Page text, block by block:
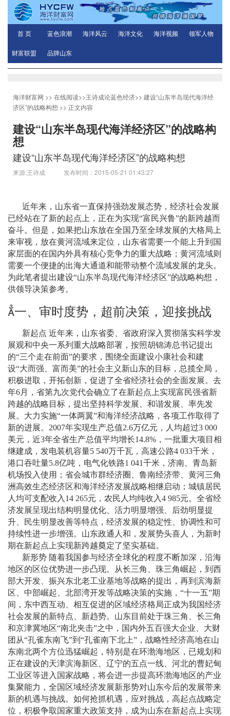
首 页 蓝色浪潮 海洋风云 海洋文化 海洋视频 领军人物
财富联盟 品牌山东
海洋财富网 >> 在线阅读>>王诗成论蓝色经济>> 建设“山东半岛现代海洋经
济区”的战略构想 >> 正文内容
建设“山东半岛现代海洋经济区”的战略构
想
建设“山东半岛现代海洋经济区”的战略构想
来源:王诗成 发布时间：2015-05-21 01:43:27
近年来，山东省一直保持强劲发展态势，经济社会发展
已经站在了新的起点上，正在为实现“富民兴鲁”的新跨越而
奋斗。但是，如果把山东放在全国乃至全球发展的大格局上
来审视，放在黄河流域来定位，山东省需要一个能上升到国
家层面的在国内外具有核心竞争力的重大战略；黄河流域则
需要一个便捷的出海大通道和能带动整个流域发展的龙头。
为此笔者提出建设“山东半岛现代海洋经济区”的战略构想，
供领导决策参考。
一、审时度势，超前决策，迎接挑战
新起点 近年来，山东省委、省政府深入贯彻落实科学发
展观和中央一系列重大战略部署，按照胡锦涛总书记提出
的“三个走在前面”的要求，围绕全面建设小康社会和建
设“大而强、富而美”的社会主义新山东的目标，总揽全局，
积极进取，开拓创新，促进了全省经济社会的全面发展。去
年6月，省第九次党代会确立了在新起点上实现富民强省新
跨越的战略目标，提出坚持科学发展、和谐发展、率先发
展。大力实施“一体两翼”和海洋经济战略，各项工作取得了
新的进展。 2007年实现生产总值2.6万亿元，人均超过3 000
美元，近3年全省生产总值平均增长14.8% ，一批重大项目相
继建成，发电装机容量5 540万千瓦，高速公路4 033千米 ，
港口吞吐量5.8亿吨，电气化铁路1 041千米 ，济南、青岛新
机场投入使用；省会城市群经济圈、鲁南经济带、黄河三角
洲高效生态经济区和海洋经济发展战略相继启动；城镇居民
人均可支配收入 14 265元，农民人均纯收入4 985元。全省经
济发展呈现出结构明显优化、活力明显增强、后劲明显提
升、民生明显改善等特点，经济发展的稳定性、协调性和可
持续性进一步增强。山东政通人和，发展势头喜人，为新时
期在新起点上实现新跨越奠定了坚实基础。
新形势 随着我国参与经济全球化的程度不断加深，沿海
地区的区位优势进一步凸现。从长三角、珠三角崛起，到西
部大开发、振兴东北老工业基地等战略的提出，再到滨海新
区、中部崛起、北部湾开发等战略决策的实施， “十一五”期
间，东中西互动、相互促进的区域经济格局正成为我国经济
社会发展的新特点、新趋势。山东目前处于珠三角、长三角
和京津冀地区“南北夹击”之中，国内外五百强大企业、大财
团从“孔雀东南飞”到 “孔雀南下北上” ，战略性经济高地在山
东南北两个方位迅猛崛起，特别是在环渤海地区，已规划和
正在建设的天津滨海新区、辽宁的五点一线、河北的曹妃甸
工业区等进入国家战略，将会进一步提高环渤海地区的产业
集聚能力，全国区域经济发展新形势对山东今后的发展带来
新的机遇与挑战。如何抢抓机遇，应对挑战，高起点战略定
位，积极争取国家重大政策支持，成为山东在新起点上实现